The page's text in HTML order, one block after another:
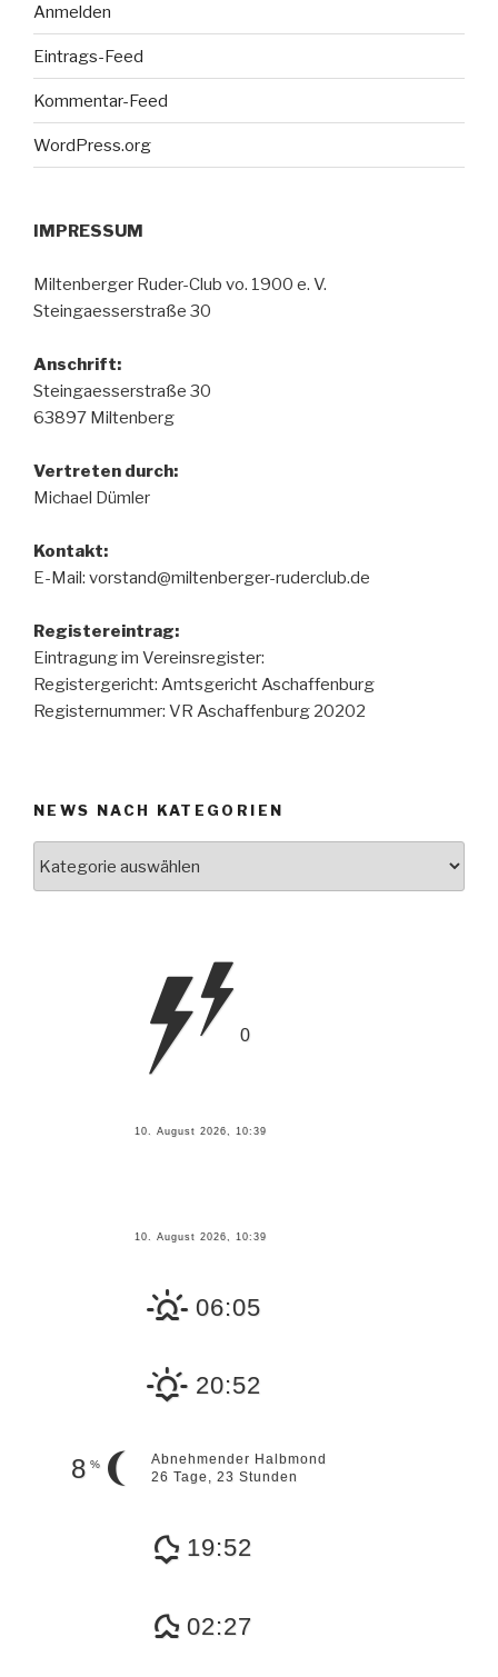
Anmelden
Eintrags-Feed
Kommentar-Feed
WordPress.org
IMPRESSUM
Miltenberger Ruder-Club vo. 1900 e. V.
Steingaesserstraße 30
Anschrift:
Steingaesserstraße 30
63897 Miltenberg
Vertreten durch:
Michael Dümler
Kontakt:
E-Mail: vorstand@miltenberger-ruderclub.de
Registereintrag:
Eintragung im Vereinsregister:
Registergericht: Amtsgericht Aschaffenburg
Registernummer: VR Aschaffenburg 20202
NEWS NACH KATEGORIEN
0
10. August 2026, 10:39
10. August 2026, 10:39
06:05
20:52
8 %
Abnehmender Halbmond
26 Tage, 23 Stunden
19:52
02:27